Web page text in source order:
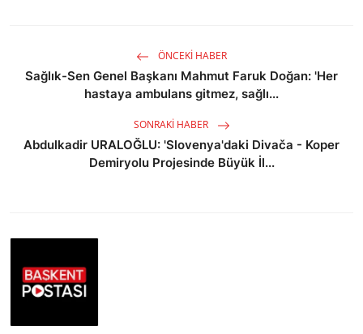
ÖNCEKI HABER
Sağlık-Sen Genel Başkanı Mahmut Faruk Doğan: 'Her
hastaya ambulans gitmez, sağlı...
SONRAKI HABER
Abdulkadir URALOĞLU: 'Slovenya'daki Divača - Koper
Demiryolu Projesinde Büyük İl...